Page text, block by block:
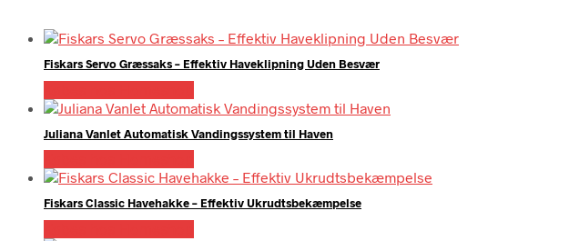
Fiskars Servo Græssaks – Effektiv Haveklipning Uden Besvær
Juliana Vanlet Automatisk Vandingssystem til Haven
Fiskars Classic Havehakke – Effektiv Ukrudtsbekæmpelse